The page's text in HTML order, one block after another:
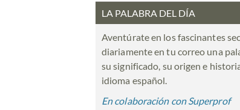
LA PALABRA DEL DÍA
Aventúrate en los fascinantes
diariamente en tu correo una
su significado, su origen e
idioma español.
En colaboración con Superprof